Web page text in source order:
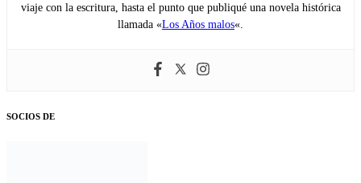
viaje con la escritura, hasta el punto que publiqué una novela histórica
llamada «Los Años malos«.
SOCIOS DE